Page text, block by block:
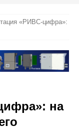
«РИВС-цифра»:
на